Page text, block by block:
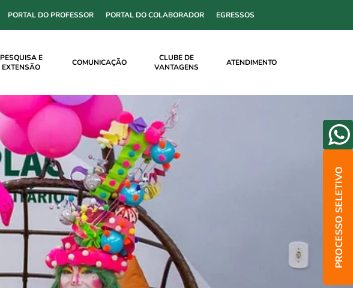
PORTAL DO PROFESSOR PORTAL DO COLABORADOR EGRESSOS
PESQUISA E
EXTENSÃO
COMUNICAÇÃO
CLUBE DE
VANTAGENS
ATENDIMENTO
PROCESSO SELETIVO